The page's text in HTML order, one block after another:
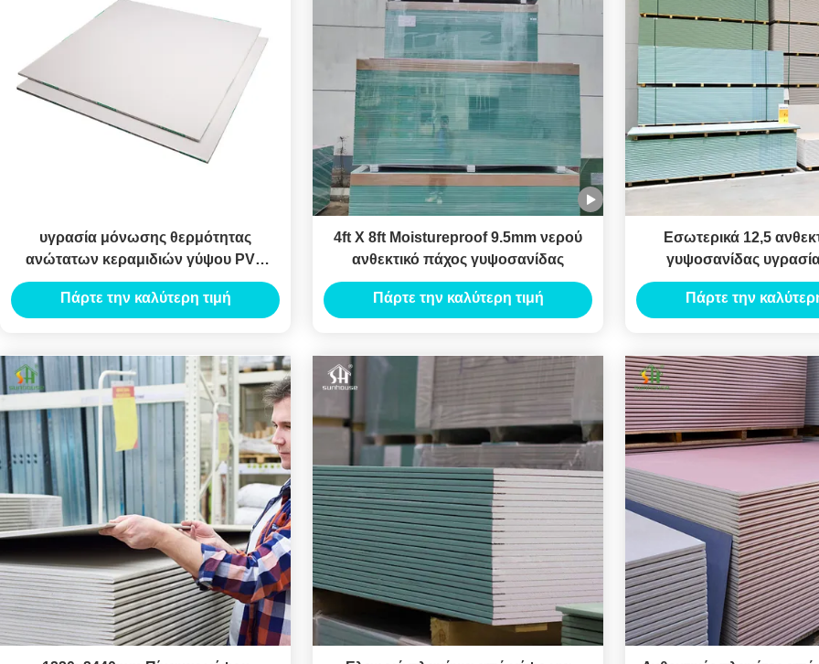
υγρασία μόνωσης θερμότητας
ανώτατων κεραμιδιών γύψου PVC
ακρών 8.5mm τετραγωνική - απόδειξη
Πάρτε την καλύτερη τιμή
4ft X 8ft Moistureproof 9.5mm νερού
ανθεκτικό πάχος γυψοσανίδας
Πάρτε την καλύτερη τιμή
Εσωτερικά 12,5
γυψοσανίδας
τετραγωνικό
Πάρτε την